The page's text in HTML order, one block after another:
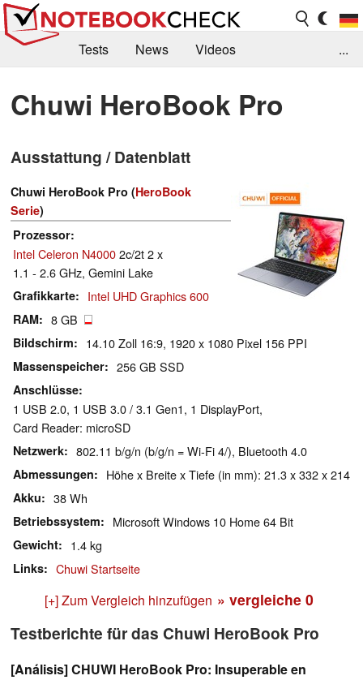
Tests News
Videos
Kaufberatung
Deals Suche
Jobs
Forum
...
Chuwi HeroBook Pro
Ausstattung / Datenblatt
Chuwi HeroBook Pro (HeroBook
Serie)
Prozessor
Intel Celeron N40002c/2t 2 x
1.1 - 2.6 GHz, Gemini Lake
Grafikkarte Intel UHD Graphics 600
RAM 8 GB
Bildschirm 14.10 Zoll 16:9, 1920 x 1080 Pixel 156 PPI
Massenspeicher 256 GB SSD
Anschlüsse
1 USB 2.0, 1 USB 3.0 / 3.1 Gen1, 1 DisplayPort,
Card Reader: microSD
Netzwerk 802.11 b/g/n (b/g/n = Wi-Fi 4/), Bluetooth 4.0
Abmessungen Höhe x Breite x Tiefe (in mm): 21.3 x 332 x 214
Akku 38 Wh
Betriebssystem Microsoft Windows 10 Home 64 Bit
Gewicht 1.4 kg
Links Chuwi Startseite
[+] Zum Vergleich hinzufügen » vergleiche 0
Testberichte für das Chuwi HeroBook Pro
[Análisis] CHUWI HeroBook Pro: Insuperable en